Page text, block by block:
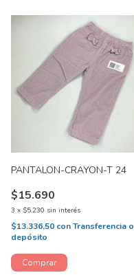
PANTALON-CRAYON-T 24
$15.690
3 x $5.230 sin interés
$13.336,50 conTransferencia o
depósito